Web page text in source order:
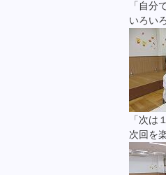
「自分
いろい
「次は
次回を